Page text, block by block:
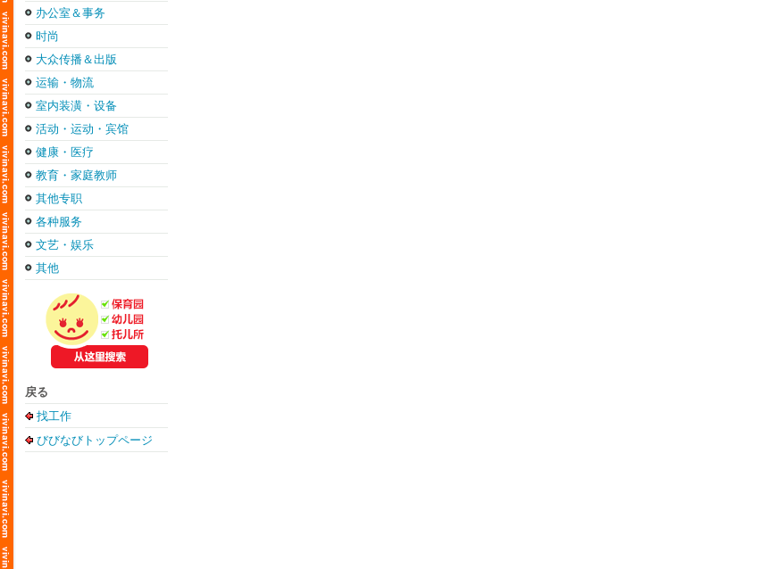
办公室＆事务
时尚
大众传播＆出版
运输・物流
室内装潢・设备
活动・运动・宾馆
健康・医疗
教育・家庭教师
其他专职
各种服务
文艺・娱乐
其他
戻る
找工作
びびなびトップページ